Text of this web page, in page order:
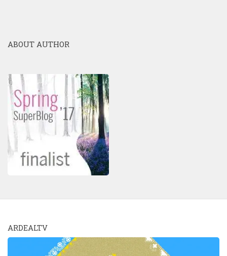
ABOUT AUTHOR
ARDEALTV